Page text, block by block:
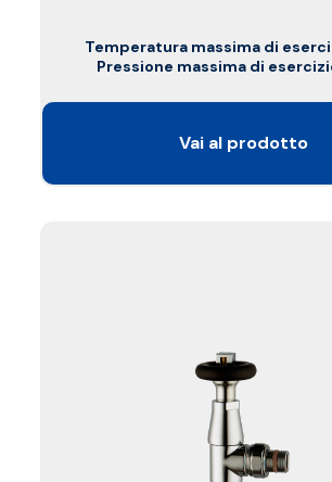
Temperatura massima di
Pressione massima di
Vai al prodotto